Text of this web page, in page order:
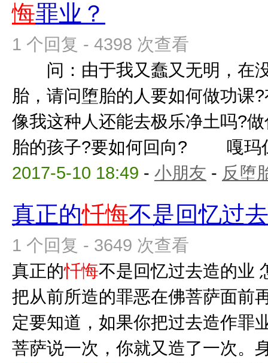
悔罪业？
1 个回复 - 4398 次查看
问：由于我又蠢又无明，在
胎，请问堕胎的人要如何做功课
像我这种人还能去极乐净土吗?
胎的孩子?要如何回向? 嘎玛
2017-5-10 18:49 - 小朋友 - 反堕
真正的忏悔不是回忆过
1 个回复 - 3649 次查看
真正的忏悔不是回忆过去造的业
把从前所造的罪恶在佛菩萨面前
定要知道，如果你把过去造作罪
菩萨说一次，你就又造了一次。